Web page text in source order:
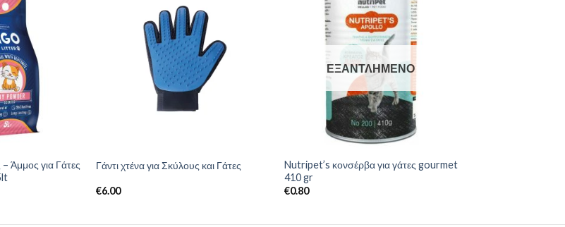
Άμμος για Γάτες
Γάντι χτένα για Σκύλους και Γάτες
€6.00
ΕΞΑΝΤΛΗΜΈΝΟ
Nutripet’s κονσέρβα για γάτες gourmet
410 gr
€0.80